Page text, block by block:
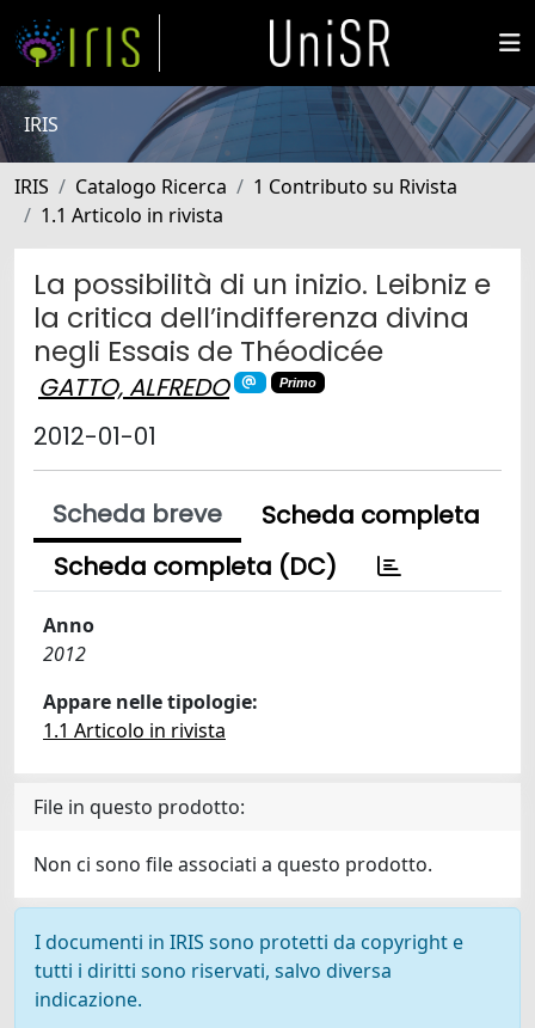
IRIS
IRIS Catalogo Ricerca
1 Contributo su Rivista
1.1 Articolo in rivista
La possibilità di un inizio. Leibniz e
la critica dell’indifferenza divina
negli Essais de Théodicée
GATTO, ALFREDO Primo
2012-01-01
Scheda breve
Scheda completa
Scheda completa (DC)
Anno
2012
Appare nelle tipologie:
1.1 Articolo in rivista
File in questo prodotto:
Non ci sono file associati a questo prodotto.
I documenti in IRIS sono protetti da copyright e
tutti i diritti sono riservati, salvo diversa
indicazione.